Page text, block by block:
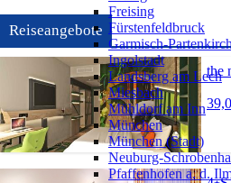
Reiseangebote
the
Freising
Fürstenfeldbruck
Garmisch-
Ingolstadt
Landsberg am Lech
Miesbach
Mühldorf am Inn
München
München (Stadt)
Neuburg-
Pfaffenhofen a. d.